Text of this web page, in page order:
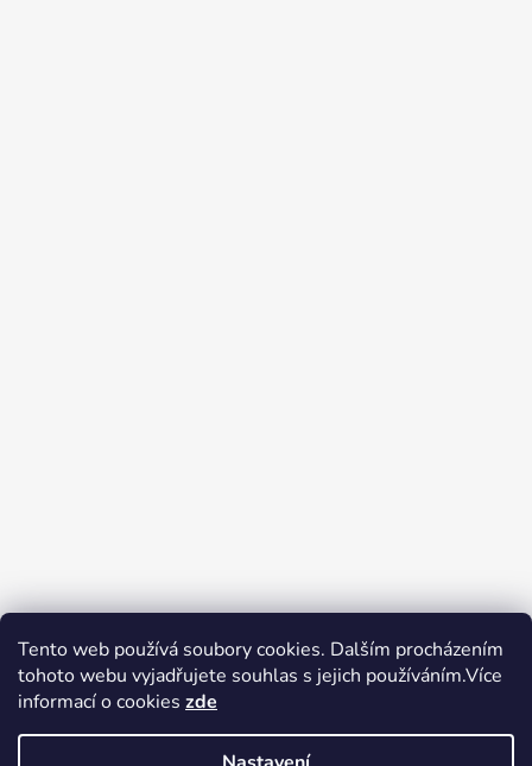
Tento web používá soubory cookies. Dalším procházením
tohoto webu vyjadřujete souhlas s jejich používáním.Více
informací o cookies zde
Zboží.cz Heureka.cz Voňavé dárky